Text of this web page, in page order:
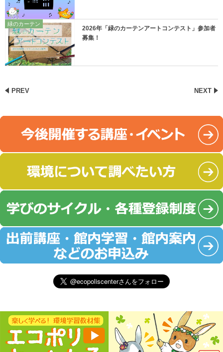
緑のカーテン
2026年「緑のカーテンアートコンテスト」参加者
募集！
PREV NEXT